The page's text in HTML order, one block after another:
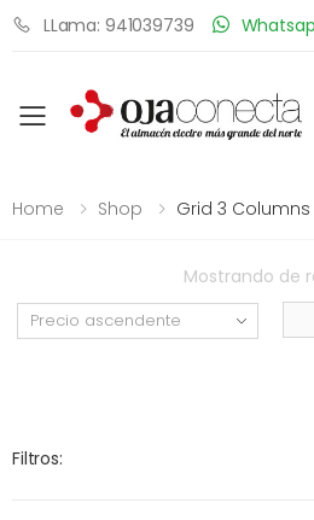
LLama: 941039739
Toggle mobile
Home Shop Grid 3 Columns
Mostrando de
Filtros: